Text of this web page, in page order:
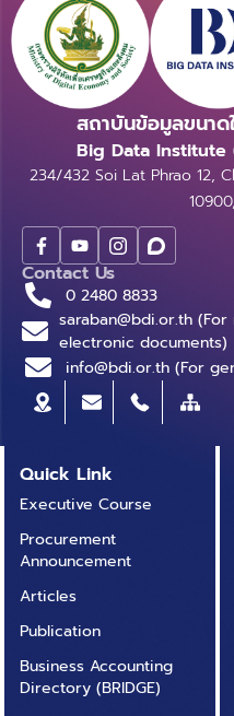
สถาบันข้อมูลขนา
Big Data Institute
234/432 Soi Lat Phrao 12,
Contact Us
0 2480 8833
saraban@bdi.or.th
electronic documents)
info@bdi.or.th (For
Quick Link
Executive Course
Procurement
Announcement
Articles
Publication
Business Accounting
Directory (BRIDGE)